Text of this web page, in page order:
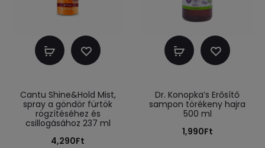
Kosárba
Cantu Shine&Hold Mist,
spray a göndör fürtök
rögzítéséhez és
csillogásához 237 ml
4,290Ft
Kosárba
Dr. Konopka’s Erősítő
sampon törékeny hajra
500 ml
1,990Ft